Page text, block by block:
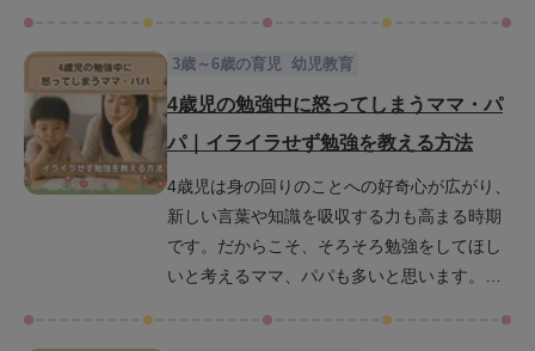
様々な原因によって記憶力が低下してしまう
こともあります。また、規則正しい生活や親
の関わり次第で、記憶力はさらに伸ばすこと
も可能です。この記事では、5歳児の記憶力の
発達メカニズムをわかりやすく解説するとと
もに、記憶力を下げてしまう原因と高めるた
めの工夫をわかりやすく紹介します。日々の
育児に取り入れやすい実践的なヒントを紹介
3歳～6歳の育児 幼児教育
4歳児の勉強中に怒ってしまうママ・パ
パ｜イライラせず勉強を教える方法
4歳児は身の回りのことへの好奇心が広がり、
新しい言葉や知識を吸収する力も高まる時期
です。だからこそ、そろそろ勉強をしてほし
いと考えるママ、パパも多いと思います。一